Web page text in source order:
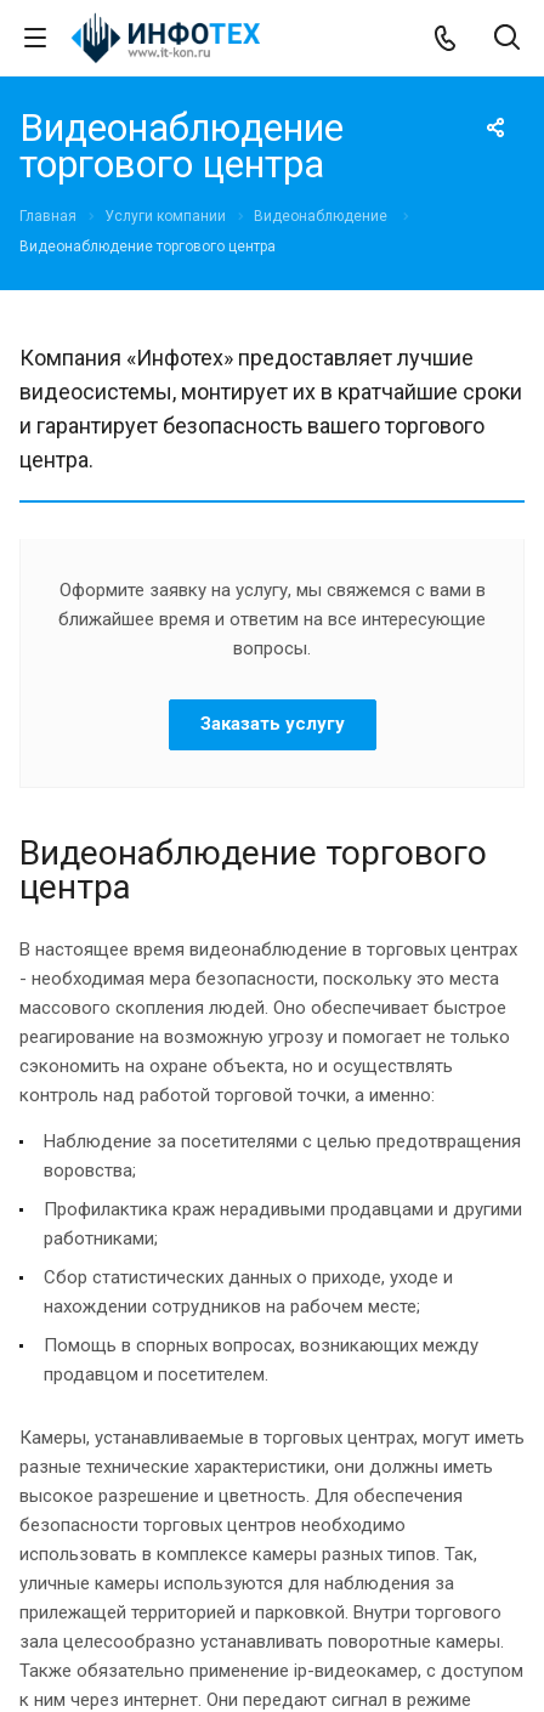
Видеонаблюдение
торгового центра
Главная Услуги компании
Видеонаблюдение
Видеонаблюдение торгового центра
Компания «Инфотех» предоставляет лучшие
видеосистемы, монтирует их в кратчайшие сроки
и гарантирует безопасность вашего торгового
центра.
Оформите заявку на услугу, мы свяжемся с вами в
ближайшее время и ответим на все интересующие
вопросы.
Заказать услугу
Видеонаблюдение торгового
центра
В настоящее время видеонаблюдение в торговых центрах
- необходимая мера безопасности, поскольку это места
массового скопления людей. Оно обеспечивает быстрое
реагирование на возможную угрозу и помогает не только
сэкономить на охране объекта, но и осуществлять
контроль над работой торговой точки, а именно:
Наблюдение за посетителями с целью предотвращения
воровства;
Профилактика краж нерадивыми продавцами и другими
работниками;
Сбор статистических данных о приходе, уходе и
нахождении сотрудников на рабочем месте;
Помощь в спорных вопросах, возникающих между
продавцом и посетителем.
Камеры, устанавливаемые в торговых центрах, могут иметь
разные технические характеристики, они должны иметь
высокое разрешение и цветность. Для обеспечения
безопасности торговых центров необходимо
использовать в комплексе камеры разных типов. Так,
уличные камеры используются для наблюдения за
прилежащей территорией и парковкой. Внутри торгового
зала целесообразно устанавливать поворотные камеры.
Также обязательно применение ip-видеокамер, с доступом
к ним через интернет. Они передают сигнал в режиме